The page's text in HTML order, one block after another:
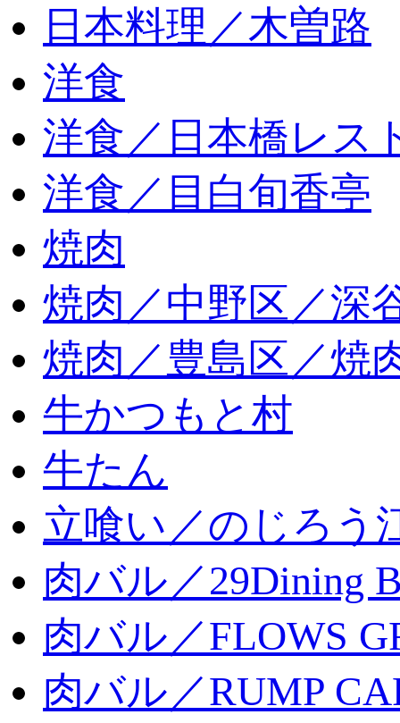
日本料理／木曽路
洋食
洋食／日本橋レス
洋食／目白旬香亭
焼肉
焼肉／中野区／深
焼肉／豊島区／焼
牛かつもと村
牛たん
立喰い／のじろう
肉バル／29Dining
肉バル／FLOWS
肉バル／RUMP